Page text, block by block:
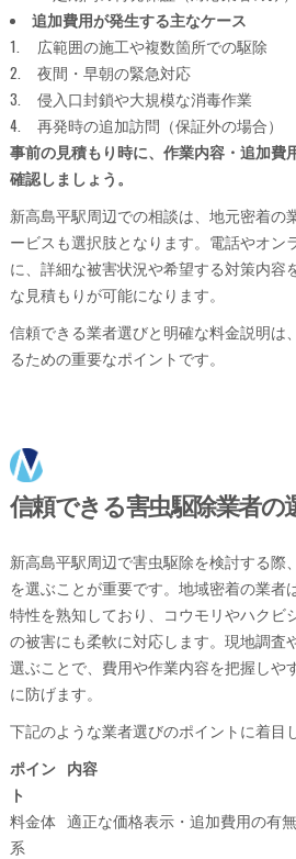
追加費用が発生する主なケース
広範囲の施工や複数箇所での駆除
夜間・早朝の緊急対応
侵入口封鎖や大規模な消毒作業
再発時の追加訪問（保証外の場合）
事前の見積もり時に、作業内容・追加費
確認しましょう。
新高島平駅周辺での相談は、地元密着の
ービスも選択肢となります。電話やオン
に、詳細な被害状況や希望する対策内容
な見積もりが可能になります。
信頼できる業者選びと明確な料金説明は
るための重要なポイントです。
信頼できる害虫駆除業者の
新高島平駅周辺で害虫駆除を検討する際
を選ぶことが重要です。地域密着の業者
特性を熟知しており、コウモリやハクビ
の被害にも柔軟に対応します。現地調査
選ぶことで、費用や作業内容を把握しや
に防げます。
下記のような業者選びのポイントに着目
ポイン
ト
内容
料金体
系
適正な価格表示・追加費用の有